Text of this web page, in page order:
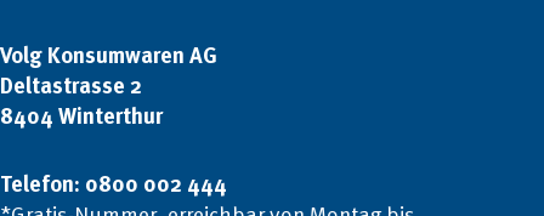
Volg Konsumwaren AG
Deltastrasse 2
8404 Winterthur
Telefon: 0800 002 444